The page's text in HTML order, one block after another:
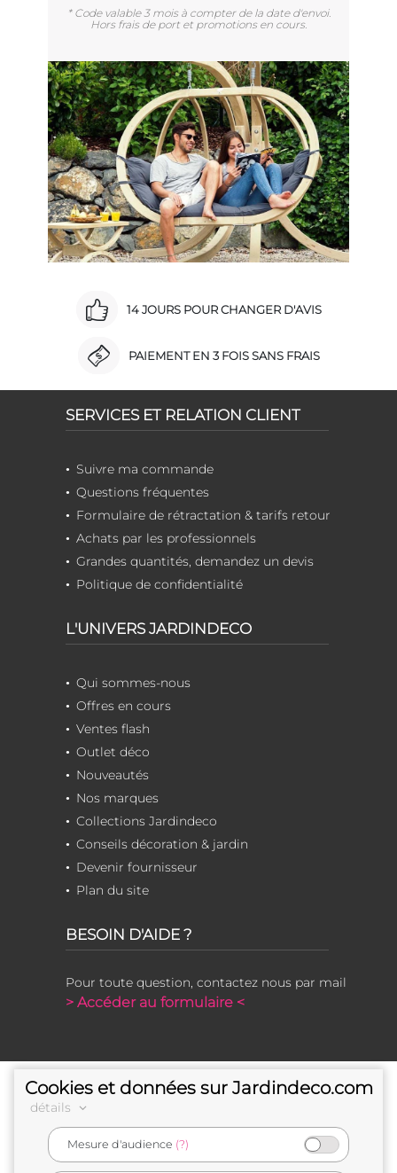
* Code valable 3 mois à compter de la date d'envoi.
Hors frais de port et promotions en cours.
14 JOURS POUR CHANGER D'AVIS
PAIEMENT EN 3 FOIS SANS FRAIS
SERVICES ET RELATION CLIENT
Suivre ma commande
Questions fréquentes
Formulaire de rétractation & tarifs retour
Achats par les professionnels
Grandes quantités, demandez un devis
Politique de confidentialité
L'UNIVERS JARDINDECO
Qui sommes-nous
Offres en cours
Ventes flash
Outlet déco
Nouveautés
Nos marques
Collections Jardindeco
Conseils décoration & jardin
Devenir fournisseur
Plan du site
BESOIN D'AIDE ?
Pour toute question, contactez nous par mail
> Accéder au formulaire <
Cookies et données sur Jardindeco.com
détails
Mesure d'audience (?)